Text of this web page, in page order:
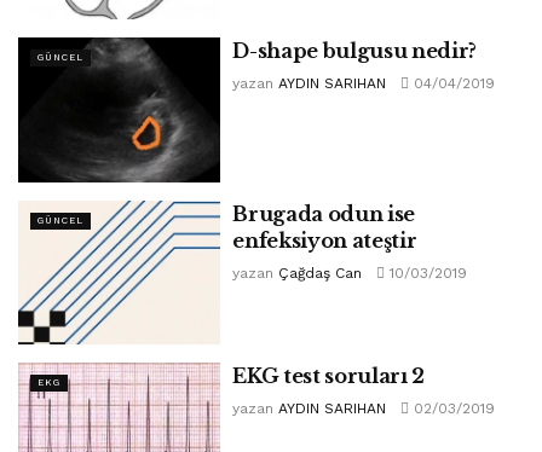
GÜNCEL D-shape bulgusu nedir?
yazan AYDIN SARIHAN 04/04/2019
GÜNCEL
Brugada odun ise
enfeksiyon ateştir
yazan Çağdaş Can 10/03/2019
EKG EKG test soruları 2
yazan AYDIN SARIHAN 02/03/2019